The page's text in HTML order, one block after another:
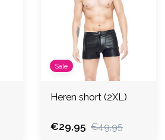
Sale
Heren short (2XL)
€29,95 €49,95